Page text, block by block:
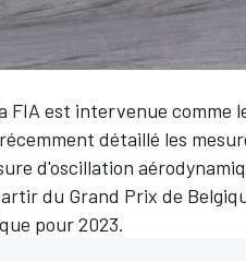
est intervenue comme
détaillé les
d'oscillation
du Grand Prix de
pour 2023.